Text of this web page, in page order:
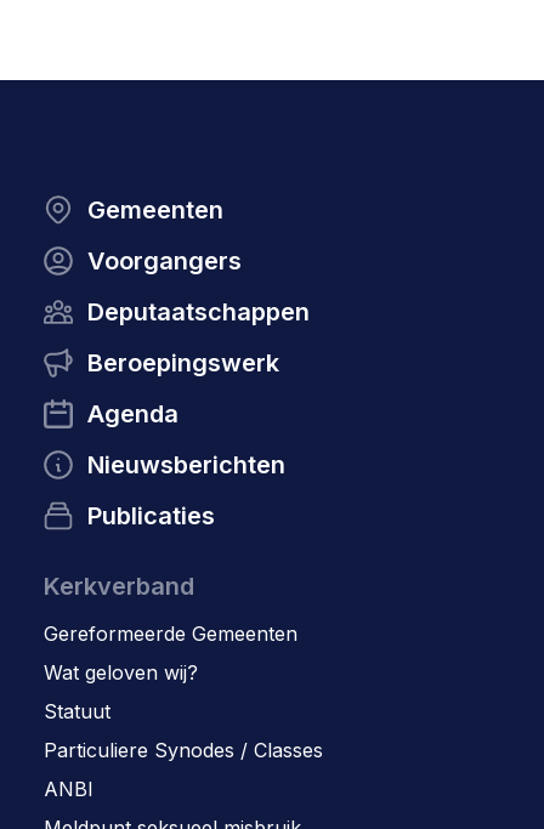
Gemeenten
Voorgangers
Deputaatschappen
Beroepingswerk
Agenda
Nieuwsberichten
Publicaties
Kerkverband
Gereformeerde Gemeenten
Wat geloven wij?
Statuut
Particuliere Synodes / Classes
ANBI